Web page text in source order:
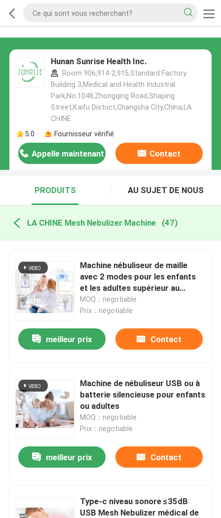
Hunan Sunrise Health Inc.
Room 906,914-2,915,Standard Factory
Building 3,Medical and Health Industral
Park,No.1048,Zhongqing Road,Shaping
Street,Kaifu District,Changsha City,China,LA
CHINE
5.0
Fournisseur vérifié
Appelle maintenant Contact
PRODUITS AU SUJET DE NOUS
LA CHINE Mesh Nebulizer Machine (47)
Machine nébuliseur de maille
avec 2 modes pour les enfants
et les adultes supérieur au
compresseur
MOQ：negotiable
Prix：negotiable
meilleur prix Contact
Machine de nébuliseur USB ou à
batterie silencieuse pour enfants
ou adultes
MOQ：negotiable
Prix：negotiable
meilleur prix Contact
Type-c niveau sonore ≤35dB
USB Mesh Nebulizer médical de